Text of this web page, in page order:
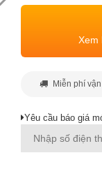
Xem
Miễn phí
Yêu cầu báo giá